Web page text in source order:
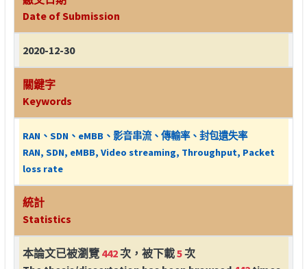
Date of Submission
2020-12-30
關鍵字
Keywords
RAN、SDN、eMBB、影音串流、傳輸率、封包遺失率
RAN, SDN, eMBB, Video streaming, Throughput, Packet
loss rate
統計
Statistics
本論文已被瀏覽 442次，被下載5次